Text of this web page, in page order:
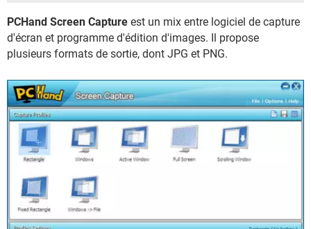
PCHand Screen Capture est un mix entre logiciel de capture
d'écran et programme d'édition d'images. Il propose
plusieurs formats de sortie, dont JPG et PNG.